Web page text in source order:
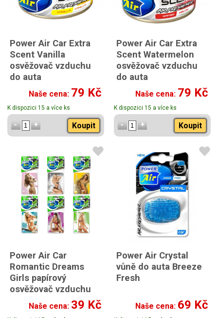
Power Air Car Extra
Scent Vanilla
osvěžovač vzduchu
do auta
s vůní vanilky
Naše cena: 79 Kč
K dispozici 15 a více ks
Koupit
Power Air Car Extra
Scent Watermelon
osvěžovač vzduchu
do auta
s vůní vodního melounu
Naše cena: 79 Kč
K dispozici 15 a více ks
Koupit
Power Air Car
Romantic Dreams
Girls papírový
osvěžovač vzduchu
do auta 1ks
Naše cena: 39 Kč
Power Air Crystal
vůně do auta Breeze
Fresh
Naše cena: 69 Kč